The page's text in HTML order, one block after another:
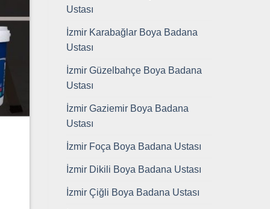
Ustası
İzmir Karabağlar Boya Badana
Ustası
İzmir Güzelbahçe Boya Badana
Ustası
İzmir Gaziemir Boya Badana
Ustası
İzmir Foça Boya Badana Ustası
İzmir Dikili Boya Badana Ustası
İzmir Çiğli Boya Badana Ustası